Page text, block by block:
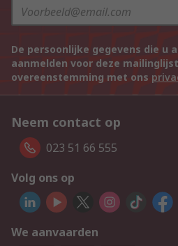
De persoonlijke gegevens die u
aanmelden voor deze
overeenstemming met ons
Neem contact op
023 51 66 555
Volg ons op
We aanvaarden